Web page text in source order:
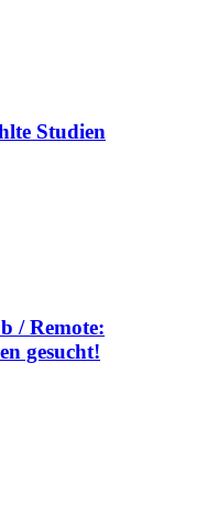
Studien
/ Remote:
gesucht!